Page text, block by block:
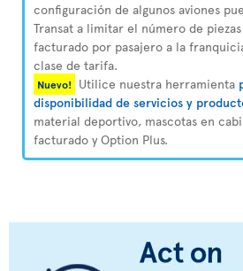
configuración de algunos aviones
Transat a limitar el número de
facturado por pasajero a la
clase de tarifa.
Nuevo! Utilice nuestra herramienta
disponibilidad de servicios y
material deportivo, mascotas en
facturado y Option Plus.